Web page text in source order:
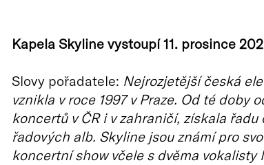
Kapela Skyline vystoupí 11. prosince
Slovy pořadatele: Nejrozjetější česká
vznikla v roce 1997 v Praze. Od té doby
koncertů v ČR i v zahraničí, získala
řadových alb. Skyline jsou známí pro
koncertní show včele s dvěma vokalisty